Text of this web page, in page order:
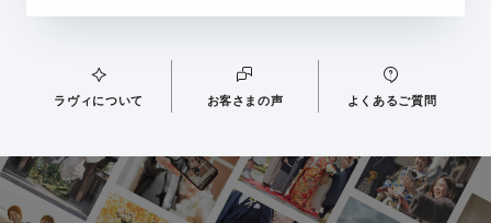
ラヴィについて お客さまの声 よくあるご質問